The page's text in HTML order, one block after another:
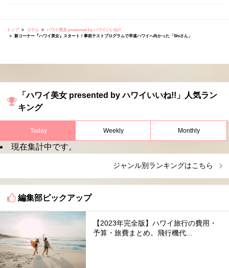
トップ コラム
ハワイ美女 presented by ハワイいいね!!
新コーナー『ハワイ美女』スタート！事前テストプログラムで早速ハワイへ向かった「Shiさん」
「ハワイ美女 presented by ハワイいいね!!」人気ラン
キング
Today Weekly Monthly
現在集計中です。
ジャンル別ランキングはこちら
編集部ピックアップ
【2023年完全版】ハワイ旅行の費用・
予算・旅費まとめ。飛行機代...